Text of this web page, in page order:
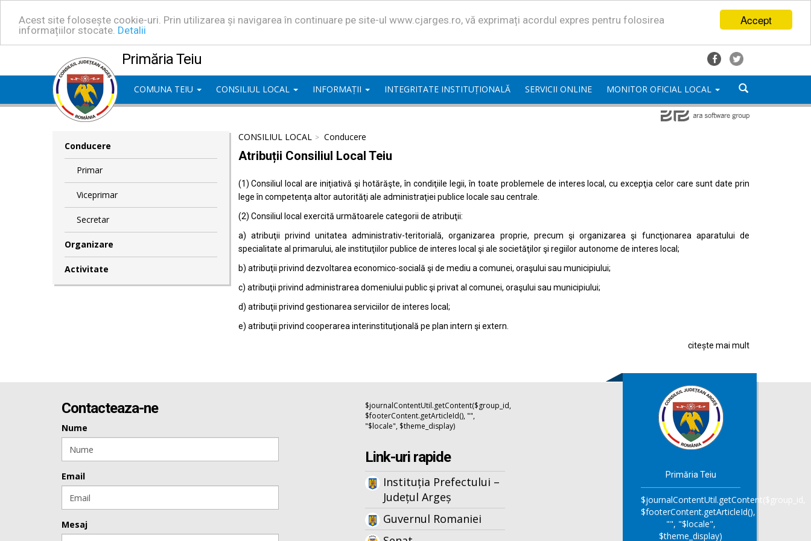
Accept
Acest site folosește cookie-uri. Prin utilizarea și navigarea în continuare pe site-ul www.cjarges.ro, vă exprimați acordul expres pentru folosirea
informațiilor stocate. Detalii
Primăria Teiu
COMUNA TEIU CONSILIUL LOCAL INFORMAȚII INTEGRITATE INSTITUȚIONALĂ SERVICII ONLINE MONITOR OFICIAL LOCAL
Conducere
Primar
Viceprimar
Secretar
Organizare
Activitate
CONSILIUL LOCAL Conducere
Atribuții Consiliul Local Teiu
(1) Consiliul local are iniţiativă şi hotărăşte, în condiţiile legii, în toate problemele de interes local, cu excepţia celor care sunt date prin
lege în competenţa altor autorităţi ale administraţiei publice locale sau centrale.
(2) Consiliul local exercită următoarele categorii de atribuţii:
a) atribuţii privind unitatea administrativ-teritorială, organizarea proprie, precum şi organizarea şi funcţionarea aparatului de
specialitate al primarului, ale instituţiilor publice de interes local şi ale societăţilor şi regiilor autonome de interes local;
b) atribuţii privind dezvoltarea economico-socială şi de mediu a comunei, oraşului sau municipiului;
c) atribuţii privind administrarea domeniului public şi privat al comunei, oraşului sau municipiului;
d) atribuţii privind gestionarea serviciilor de interes local;
e) atribuţii privind cooperarea interinstituţională pe plan intern şi extern.
citește mai mult
Contacteaza-ne
Nume
Email
Mesaj
$journalContentUtil.getContent($group_id,
$footerContent.getArticleId(), "",
"$locale", $theme_display)
Link-uri rapide
Instituția Prefectului –
Județul Argeș
Guvernul Romaniei
Primăria Teiu
$journalContentUtil.getContent($group_id,
$footerContent.getArticleId(),
"", "$locale",
$theme_display)